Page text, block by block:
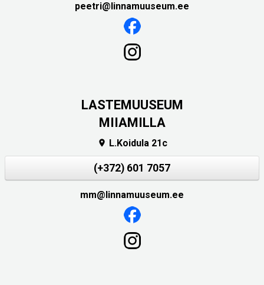
peetri@linnamuuseum.ee
LASTEMUUSEUM
MIIAMILLA
 L.Koidula 21c
(+372) 601 7057
mm@linnamuuseum.ee